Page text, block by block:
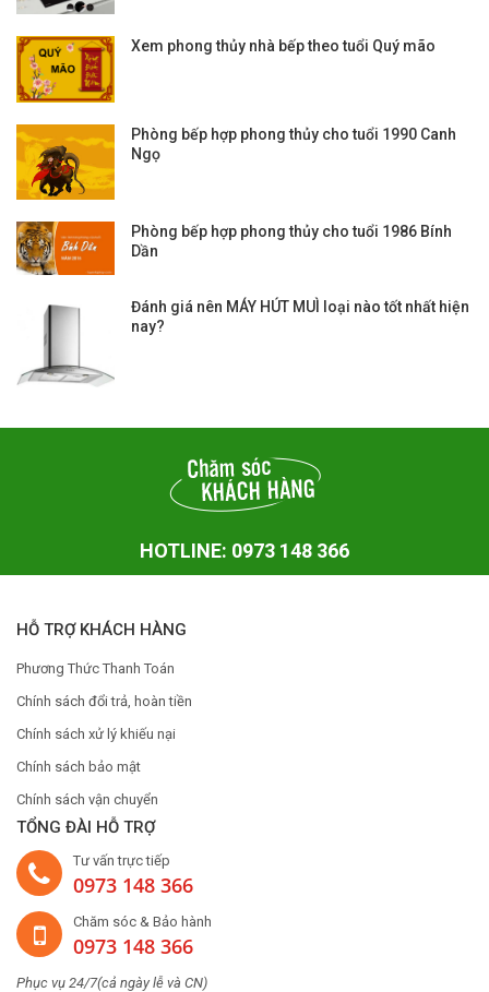
Xem phong thủy nhà bếp theo tuổi Quý mão
Phòng bếp hợp phong thủy cho tuổi 1990 Canh
Ngọ
Phòng bếp hợp phong thủy cho tuổi 1986 Bính
Dần
Đánh giá nên MÁY HÚT MUÌ loại nào tốt nhất hiện
nay?
HOTLINE: 0973 148 366
HỖ TRỢ KHÁCH HÀNG
Phương Thức Thanh Toán
Chính sách đổi trả, hoàn tiền
Chính sách xử lý khiếu nại
Chính sách bảo mật
Chính sách vận chuyển
TỔNG ĐÀI HỖ TRỢ
Tư vấn trực tiếp
0973 148 366
Chăm sóc & Bảo hành
0973 148 366
Phục vụ 24/7(cả ngày lễ và CN)